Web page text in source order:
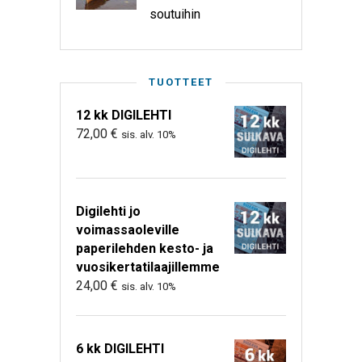
soutuihin
TUOTTEET
12 kk DIGILEHTI
72,00 € sis. alv. 10%
Digilehti jo
voimassaoleville
paperilehden kesto- ja
vuosikertatilaajillemme
24,00 € sis. alv. 10%
6 kk DIGILEHTI